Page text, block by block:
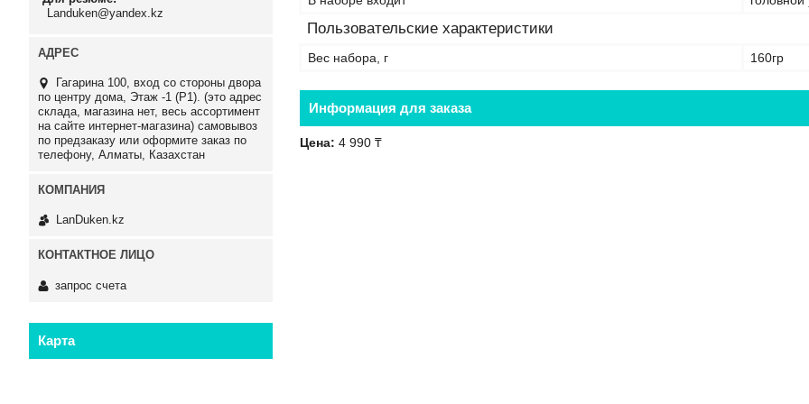
Пользовательские характеристики
Вес набора, г 160гр
Информация для заказа
Цена: 4 990 ₸
Landuken@yandex.kz
Гагарина 100, вход со стороны двора
по центру дома, Этаж -1 (P1). (это адрес
склада, магазина нет, весь ассортимент
на сайте интернет-магазина) самовывоз
по предзаказу или оформите заказ по
телефону, Алматы, Казахстан
LanDuken.kz
запрос счета
Карта